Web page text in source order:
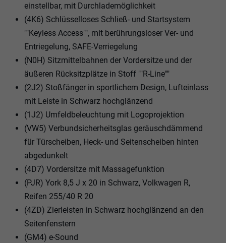
einstellbar, mit Durchlademöglichkeit
(4K6) Schlüsselloses Schließ- und Startsystem
""Keyless Access"", mit berührungsloser Ver- und
Entriegelung, SAFE-Verriegelung
(N0H) Sitzmittelbahnen der Vordersitze und der
äußeren Rücksitzplätze in Stoff ""R-Line""
(2J2) Stoßfänger in sportlichem Design, Lufteinlass
mit Leiste in Schwarz hochglänzend
(1J2) Umfeldbeleuchtung mit Logoprojektion
(VW5) Verbundsicherheitsglas geräuschdämmend
für Türscheiben, Heck- und Seitenscheiben hinten
abgedunkelt
(4D7) Vordersitze mit Massagefunktion
(PJR) York 8,5 J x 20 in Schwarz, Volkwagen R,
Reifen 255/40 R 20
(4ZD) Zierleisten in Schwarz hochglänzend an den
Seitenfenstern
(GM4) e-Sound